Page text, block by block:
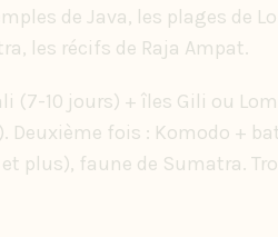
de Java, les plages de
les récifs de Raja Ampat.
(7-10 jours) + îles Gili ou
Deuxième fois : Komodo +
plus), faune de Sumatra.